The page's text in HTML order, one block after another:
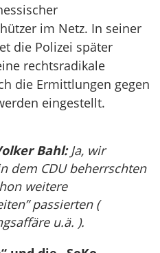
im Netz. In seiner
die Polizei später
rechtsradikale
die Ermittlungen gegen
eingestellt.
Bahl:Ja, wir
dem CDU beherrschten
weitere
passierten (
u.ä. ).